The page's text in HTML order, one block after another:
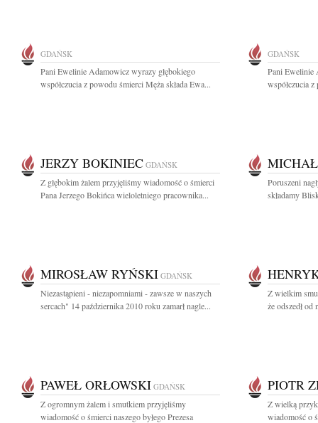
GDAŃSK
Pani Ewelinie Adamowicz wyrazy głębokiego
współczucia z powodu śmierci Męża składa Ewa...
GDAŃSK
Pani Ewelinie
współczucia
JERZY BOKINIEC GDAŃSK
Z głębokim żalem przyjęliśmy wiadomość o śmierci
Pana Jerzego Bokińca wieloletniego pracownika...
Poruszeni
składamy
MIROSŁAW RYŃSKI GDAŃSK
Niezastąpieni - niezapomniami - zawsze w naszych
sercach" 14 października 2010 roku zamarł nagle...
Z wielkim
że odszedł
PAWEŁ ORŁOWSKI GDAŃSK
Z ogromnym żalem i smutkiem przyjęliśmy
wiadomość o śmierci naszego byłego Prezesa
PIOTR
Z wielką
wiadomość o